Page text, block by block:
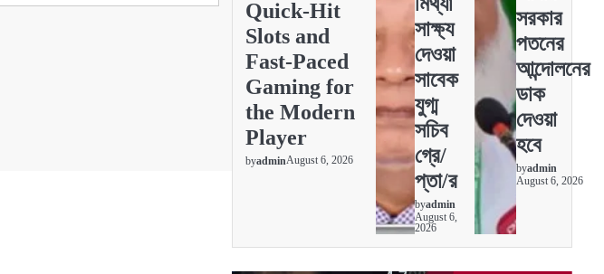
Quick‑Hit
Slots and
Fast‑Paced
Gaming for
the Modern
Player
byadminAugust 6, 2026
সাক্ষ্য
দেওয়া
সাবেক
যুগ্ম
সচিব
গ্রে/
প্তা/র
byadmin
August 6,
2026
সরকার
পতনের
আন্দোলনের
ডাক
দেওয়া
হবে
byadmin
August 6, 2026